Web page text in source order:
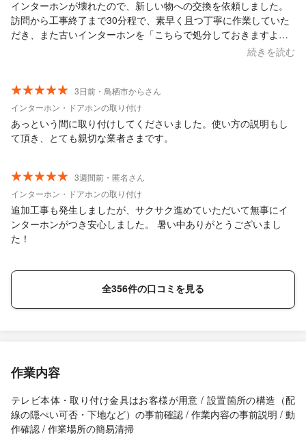
インターホンが壊れたので、新しい物への交換を依頼しました。
訪問から工事終了まで30分程で、素早く且つ丁寧に作業していた
だき、また古いインターホンを「こちらで処分しておきますよ」
続きを読む
3日前・鳥栖市からさん
インターホン・ドアホンの取り付け
あっという間に取り付けしてくださいました。使い方の説明もし
て頂き、とても親切な業者さまです。
3週間前・匿名さん
インターホン・ドアホンの取り付け
追加工事も発生しましたが、サクサク進めていただいて無事にイ
ンターホンがつき安心しました。 暑い中ありがとうございまし
た！
全356件の口コミを見る
作業内容
テレビ本体・取り付け金具はお客様が用意 / 設置箇所の構造（配
線の隠ぺい可否・下地など）の事前確認 / 作業内容の事前説明 / 動
作確認 / 作業場所の簡易清掃